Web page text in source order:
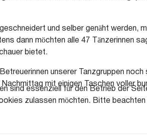
und selber genäht werden,
dann möchten alle 47 Tänzerinnen
bietet.
unserer Tanzgruppen
mit einigen Taschen voller
sind essenziell für den Betrieb der
zulassen möchten. Bitte